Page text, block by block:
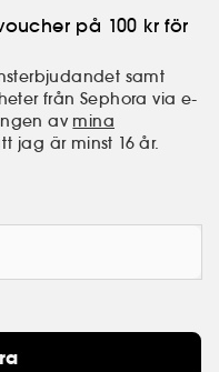
på 100 kr för
samt
från Sephora via e-
av mina
jag är minst 16 år.